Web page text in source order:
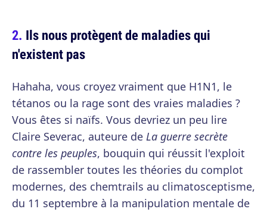
Ils nous protègent de maladies qui
n'existent pas
Hahaha, vous croyez vraiment que H1N1, le
tétanos ou la rage sont des vraies maladies ?
Vous êtes si naïfs. Vous devriez un peu lire
Claire Severac, auteure de La guerre secrète
contre les peuples, bouquin qui réussit l'exploit
de rassembler toutes les théories du complot
modernes, des chemtrails au climatosceptisme,
du 11 septembre à la manipulation mentale de